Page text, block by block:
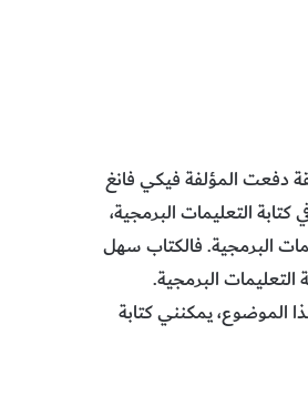
دفعت المؤلفة فيكي فانغ
التعليمات البرمجية،
البرمجية. فالكتاب سهل
البرمجية.
الموضوع، يمكنني كتابة